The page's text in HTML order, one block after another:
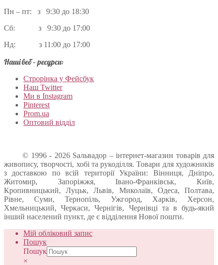
Пн – пт: з 9:30 до 18:30
Сб: з 9:30 до 17:00
Нд: з 11:00 до 17:00
Наші веб – ресурси:
Строрінка у Фейсбук
Наш Twitter
Ми в Instagram
Pinterest
Prom.ua
Оптовий відділ
© 1996 - 2026 Sальвадор – інтернет-магазин товарів для
живопису, творчості, хобі та рукоділля. Товари для художників
з доставкою по всій території України: Вінниця, Дніпро,
Житомир, Запоріжжя, Івано-Франківськ, Київ,
Кропивницький, Луцьк, Львів, Миколаїв, Одеса, Полтава,
Рівне, Суми, Тернопіль, Ужгород, Харків, Херсон,
Хмельницький, Черкаси, Чернігів, Чернівці та в будь-який
інший населений пункт, де є відділення Нової пошти.
Мій обліковий запис
Пошук
Пошук
×